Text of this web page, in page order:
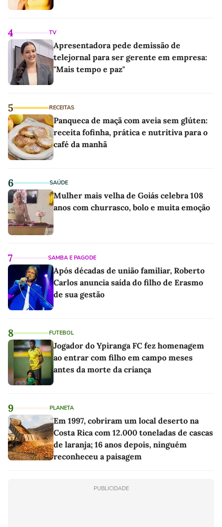
4 TV
Apresentadora pede demissão de
telejornal para ser gerente em empresa:
"Mais tempo e paz"
5 RECEITAS
Panqueca de maçã com aveia sem glúten:
receita fofinha, prática e nutritiva para o
café da manhã
6 SAÚDE
Mulher mais velha de Goiás celebra 108
anos com churrasco, bolo e muita emoção
7 SAMBA E PAGODE
Após décadas de união familiar, Roberto
Carlos anuncia saída do filho de Erasmo
de sua gestão
8 FUTEBOL
Jogador do Ypiranga FC fez homenagem
ao entrar com filho em campo meses
antes da morte da criança
9 PLANETA
Em 1997, cobriram um local deserto na
Costa Rica com 12.000 toneladas de cascas
de laranja; 16 anos depois, ninguém
reconheceu a paisagem
PUBLICIDADE